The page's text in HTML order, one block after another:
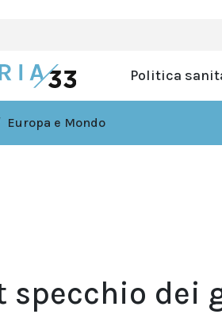
Politica
Europa e Mondo
specchio dei